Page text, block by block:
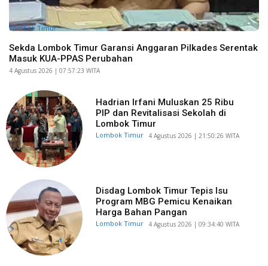
Lombok Timur
Sekda Lombok Timur Garansi Anggaran Pilkades Serentak
Masuk KUA-PPAS Perubahan
​4 Agustus 2026 | 07:57:23 WITA
Hadrian Irfani Muluskan 25 Ribu
PIP dan Revitalisasi Sekolah di
Lombok Timur
Lombok Timur ​4 Agustus 2026 | 21:50:26 WITA
Disdag Lombok Timur Tepis Isu
Program MBG Pemicu Kenaikan
Harga Bahan Pangan
Lombok Timur ​4 Agustus 2026 | 09:34:40 WITA